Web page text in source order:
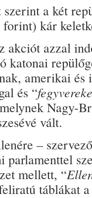
a két
kár
akciót azzal
katonai
amerikai
és “
Nagy-
vált.
–
parlamenttel
mellett, “
táblákat